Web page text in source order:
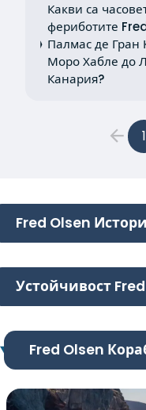
Какви са
фериботите
Палмас де
Моро Хабле до
Канария?
1
Fred Olsen
Устойчивост
Fred Olsen